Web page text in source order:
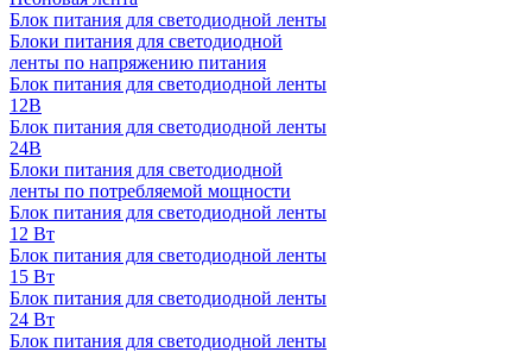
Блок питания для светодиодной ленты
Блоки питания для светодиодной
ленты по напряжению питания
Блок питания для светодиодной ленты
12В
Блок питания для светодиодной ленты
24В
Блоки питания для светодиодной
ленты по потребляемой мощности
Блок питания для светодиодной ленты
12 Вт
Блок питания для светодиодной ленты
15 Вт
Блок питания для светодиодной ленты
24 Вт
Блок питания для светодиодной ленты